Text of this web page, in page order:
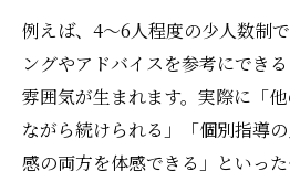
例えば、4～6人程度の少人数制
ングやアドバイスを参考にでき
雰囲気が生まれます。実際に「
ながら続けられる」「個別指導
感の両方を体感できる」といっ